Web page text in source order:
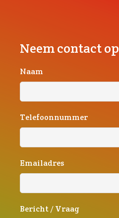
Neem contact op
Naam
Telefoonnummer
Emailadres
Bericht / Vraag